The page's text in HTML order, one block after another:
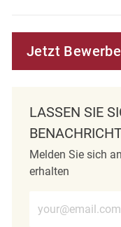
Jetzt
LASSEN SIE
Melden Sie sich
erhalten